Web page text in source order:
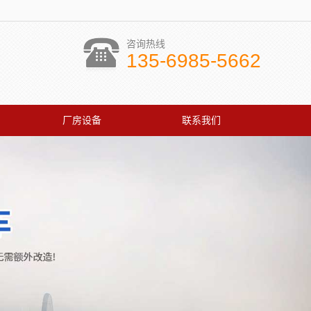
咨询热线
135-6985-5662
厂房设备 联系我们